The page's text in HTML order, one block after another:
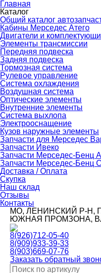
Главная
Каталог
Общий каталог
Кабины Мерседес Атего
Двигатели и
Элементы трансмиссии
Передняя подвеска
Задняя подвеска
Тормозная сиcтема
Рулевое управление
Система охлаждения
Воздушная система
Оптические элементы
Внутренние элементы
Система выхлопа
Электрооснащение
Кузов наружные элементы
Запчасти для Мерседес
Запчасти Ивеко
Запчасти Мерседес-Бенц
Запчасти Мерседес-Бенц
Доставка / Оплата
Скупка
Наш склад
Отзывы
Контакты
МО, ЛЕНИНСКИЙ Р-Н,
ЮЖНАЯ ПРОМЗОНА,
8(926)712-05-40
8(909)933-39-33
8(903)669-07-76
Заказать обратный